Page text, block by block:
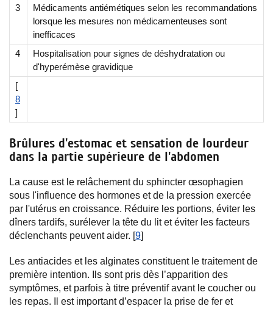
3
Médicaments antiémétiques selon les recommandations
lorsque les mesures non médicamenteuses sont
inefficaces
4
Hospitalisation pour signes de déshydratation ou
d'hyperémèse gravidique
[
8
]
Brûlures d'estomac et sensation de lourdeur
dans la partie supérieure de l'abdomen
La cause est le relâchement du sphincter œsophagien
sous l'influence des hormones et de la pression exercée
par l'utérus en croissance. Réduire les portions, éviter les
dîners tardifs, surélever la tête du lit et éviter les facteurs
déclenchants peuvent aider. [9]
Les antiacides et les alginates constituent le traitement de
première intention. Ils sont pris dès l’apparition des
symptômes, et parfois à titre préventif avant le coucher ou
les repas. Il est important d’espacer la prise de fer et